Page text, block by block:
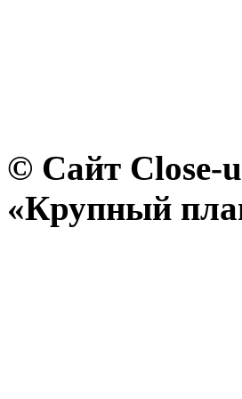
© Сайт Close-
«Крупный